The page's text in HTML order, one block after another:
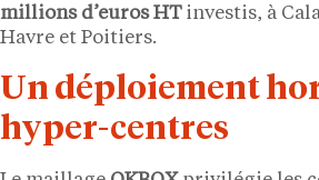
millions d’euros HTinvestis, à
Havre et Poitiers.
Un déploiement
hyper-centres